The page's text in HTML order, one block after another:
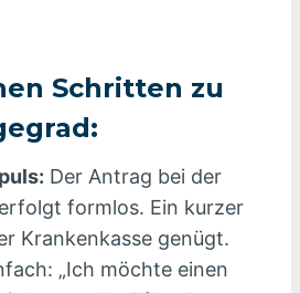
Schritten zu
Der Antrag bei der
formlos. Ein kurzer
Krankenkasse genügt.
„Ich möchte einen